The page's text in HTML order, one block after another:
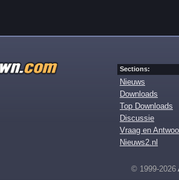
Sections:
Nieuws
Downloads
Top Downloads
Discussie
Vraag en
Nieuws2.nl
© 1999-2026